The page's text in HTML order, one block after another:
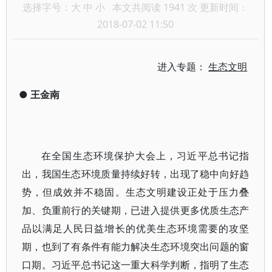
选择字号： 大 中 小 本文共阅读 1941 次 更新时间：
2018-07-02 11:50
进入专题：生态文明
● 王金南
在全国生态环境保护大会上，习近平总书记指
出，我国生态环境质量持续好转，出现了稳中向好趋
势，但成效并不稳固。生态文明建设正处于压力叠
加、负重前行的关键期，已进入提供更多优质生态产
品以满足人民日益增长的优美生态环境需要的攻坚
期，也到了有条件有能力解决生态环境突出问题的窗
口期。习近平总书记这一重大科学判断，指明了生态